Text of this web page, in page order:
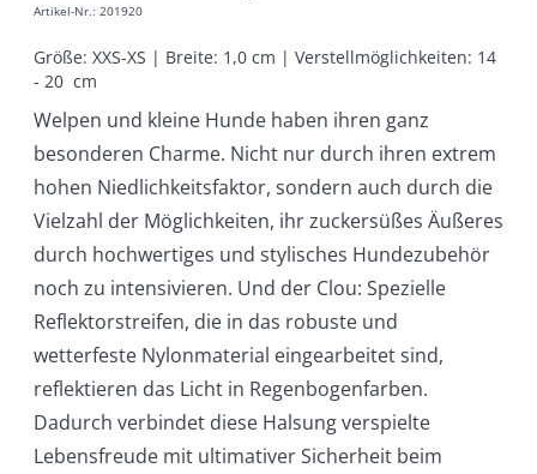
Artikel-Nr.: 201920
Größe: XXS-XS | Breite: 1,0 cm | Verstellmöglichkeiten: 14
- 20  cm
Welpen und kleine Hunde haben ihren ganz
besonderen Charme. Nicht nur durch ihren extrem
hohen Niedlichkeitsfaktor, sondern auch durch die
Vielzahl der Möglichkeiten, ihr zuckersüßes Äußeres
durch hochwertiges und stylisches Hundezubehör
noch zu intensivieren. Und der Clou: Spezielle
Reflektorstreifen, die in das robuste und
wetterfeste Nylonmaterial eingearbeitet sind,
reflektieren das Licht in Regenbogenfarben.
Dadurch verbindet diese Halsung verspielte
Lebensfreude mit ultimativer Sicherheit beim